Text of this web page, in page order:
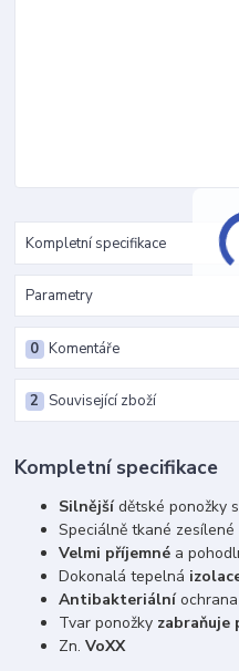
Kompletní specifikace
Parametry
Komentáře
0
Související zboží
2
Kompletní specifikace
Silnějšídětské ponožky s
Speciálně tkané zesílené
Velmi příjemné a
Dokonalá tepelná
Antibakteriálníochrana
Tvar ponožky zabraňuje
Zn.VoXX